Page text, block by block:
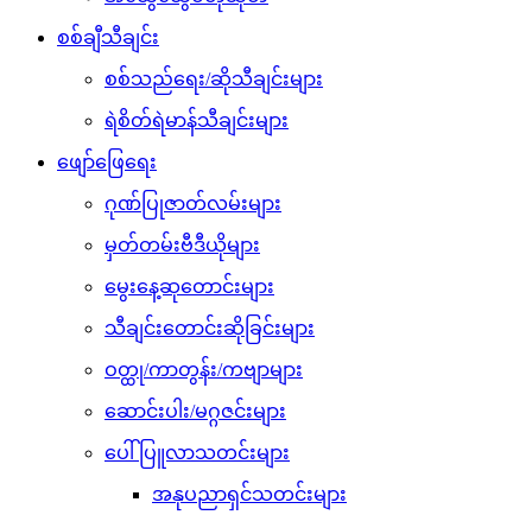
စစ်ချီသီချင်း
စစ်သည်ရေး/ဆိုသီချင်းများ
ရဲစိတ်ရဲမာန်သီချင်းများ
ဖျော်ဖြေရေး
ဂုဏ်ပြုဇာတ်လမ်းများ
မှတ်တမ်းဗီဒီယိုများ
မွေးနေ့ဆုတောင်းများ
သီချင်းတောင်းဆိုခြင်းများ
ဝတ္ထု/ကာတွန်း/ကဗျာများ
ဆောင်းပါး/မဂ္ဂဇင်းများ
ပေါ်ပြူလာသတင်းများ
အနုပညာရှင်သတင်းများ